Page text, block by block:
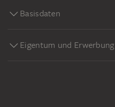
Basisdaten
Eigentum und Erwerbung